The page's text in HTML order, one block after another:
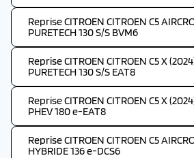
Reprise CITROEN CITROEN C5
PURETECH 130 S/S BVM6
Reprise CITROEN CITROEN C5 X
PURETECH 130 S/S EAT8
Reprise CITROEN CITROEN C5 X
PHEV 180 e-EAT8
Reprise CITROEN CITROEN C5
HYBRIDE 136 e-DCS6